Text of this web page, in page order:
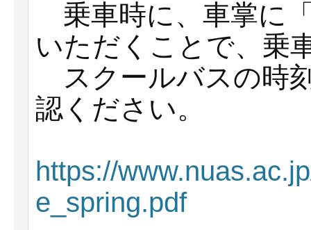
乗車時に、車掌に
いただくことで、乗
スクールバスの時
認ください。
https://
e_spring.pdf